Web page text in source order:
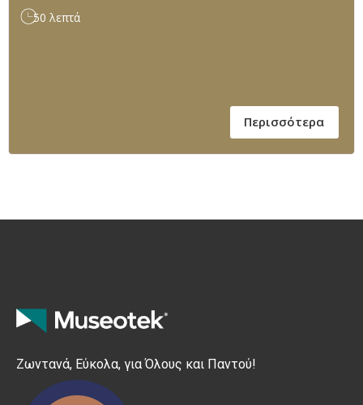
50 λεπτά
Περισσότερα
Ζωντανά, Εύκολα, για Όλους και Παντού!